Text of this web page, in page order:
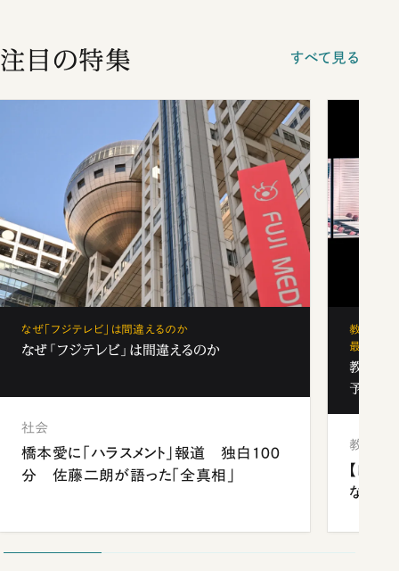
注目の特集 すべて見る
なぜ「フジテレビ」は間違えるのか
なぜ「フジテレビ」は間違えるのか
社会
橋本愛に「ハラスメント」報道 独白100
分 佐藤二朗が語った「全真相」
教育の地
最新勢力
教育の
予備校
教育
【四
ながら